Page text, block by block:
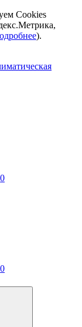
Cookies
).
0
0